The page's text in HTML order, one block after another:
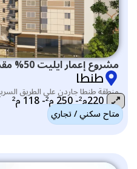
مشروع إعمار ايليت 50% مقدم والباقي على سنتين
طنطا
منطقة طنطا جاردن على الطريق
220م²- 250 م²- 118 م²
متاح سكني / تجاري